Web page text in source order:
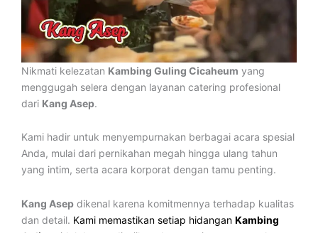
Nikmati kelezatan Kambing Guling Cicaheum yang
menggugah selera dengan layanan catering profesional
dari Kang Asep.
Kami hadir untuk menyempurnakan berbagai acara spesial
Anda, mulai dari pernikahan megah hingga ulang tahun
yang intim, serta acara korporat dengan tamu penting.
Kang Asep dikenal karena komitmennya terhadap kualitas
dan detail. Kami memastikan setiap hidangan Kambing